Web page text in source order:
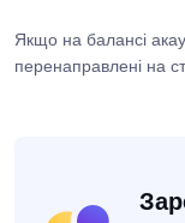
Якщо на балансі
перенаправлені на